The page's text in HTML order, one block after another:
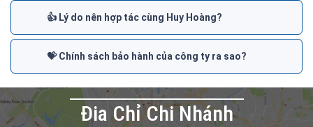
👍 Lý do nên hợp tác cùng Huy Hoàng?
💝 Chính sách bảo hành của công ty ra sao?
Đia Chỉ Chi Nhánh